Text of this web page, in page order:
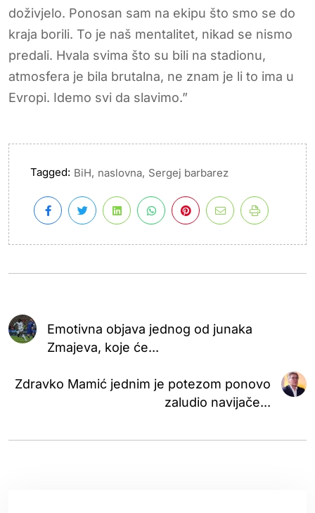
doživjelo. Ponosan sam na ekipu što smo se do
kraja borili. To je naš mentalitet, nikad se nismo
predali. Hvala svima što su bili na stadionu,
atmosfera je bila brutalna, ne znam je li to ima u
Evropi. Idemo svi da slavimo.”
Tagged: BiH, naslovna, Sergej barbarez
Emotivna objava jednog od junaka
Zmajeva, koje će...
Zdravko Mamić jednim je potezom ponovo
zaludio navijače...